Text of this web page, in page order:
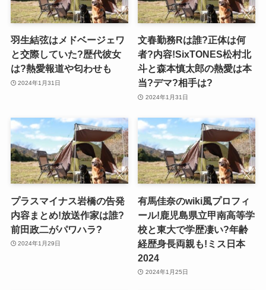
羽生結弦はメドベージェワ
と交際していた?歴代彼女
は?熱愛報道や匂わせも
2024年1月31日
文春勤務Rは誰?正体は何
者?内容!SixTONES松村北
斗と森本慎太郎の熱愛は本
当?デマ?相手は?
2024年1月31日
プラスマイナス岩橋の告発
内容まとめ!放送作家は誰?
前田政二がパワハラ?
2024年1月29日
有馬佳奈のwiki風プロフィ
ール!鹿児島県立甲南高等学
校と東大で学歴凄い?年齢
経歴身長両親も!ミス日本
2024
2024年1月25日